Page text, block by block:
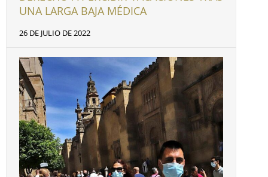
UNA LARGA BAJA MÉDICA
26 DE JULIO DE 2022